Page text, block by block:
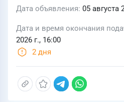
Дата объявления 05 августа
Дата и время окончания
2026 г., 16:00
2 дня